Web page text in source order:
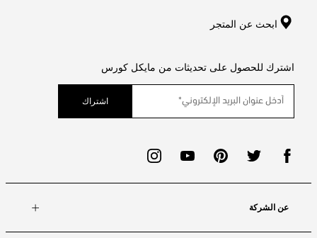
ابحث عن المتجر
اشترك للحصول على تحديثات من مايكل كورس
اشتراك
عن الشركة